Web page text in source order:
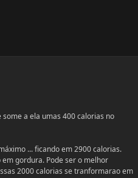
a ela umas 400 calorias no
... ficando em 2900 calorias.
gordura. Pode ser o melhor
2000 calorias se tranformarao em